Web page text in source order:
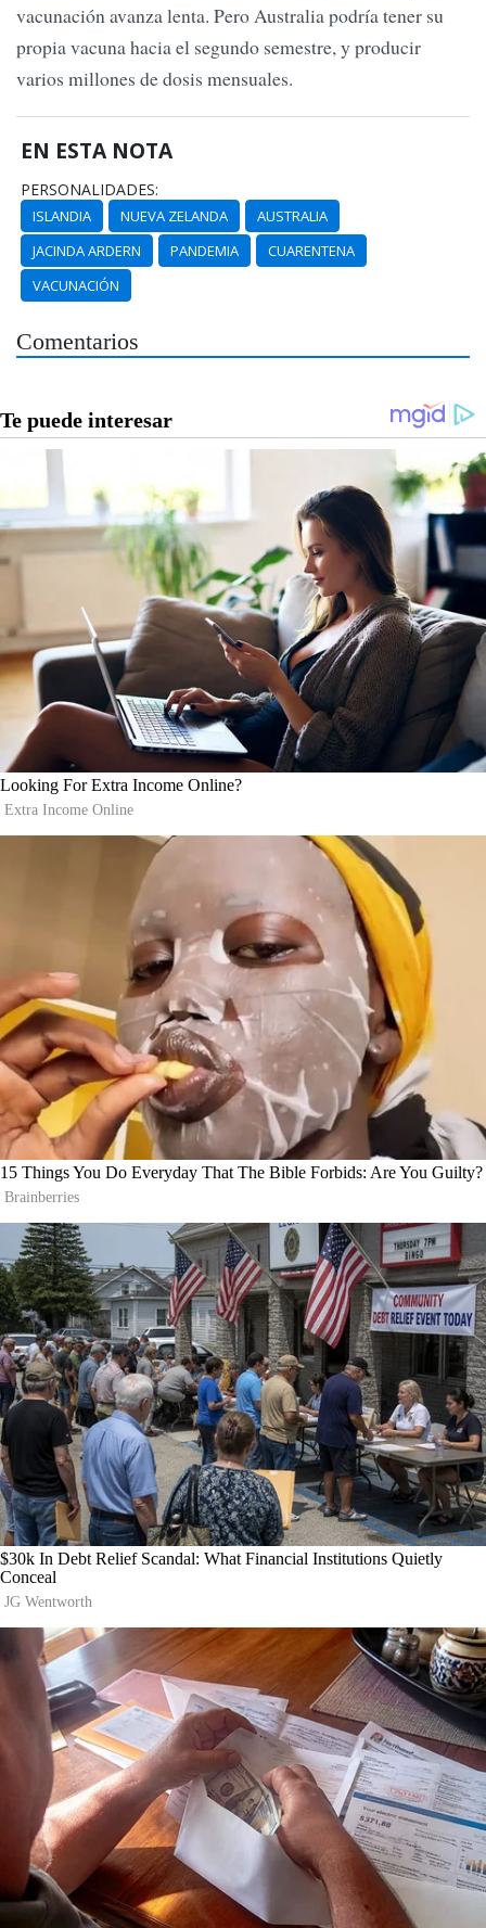
vacunación avanza lenta. Pero Australia podría tener su
propia vacuna hacia el segundo semestre, y producir
varios millones de dosis mensuales.
EN ESTA NOTA
PERSONALIDADES:
ISLANDIA NUEVA ZELANDA
AUSTRALIA
JACINDA ARDERN
PANDEMIA
CUARENTENA
VACUNACIÓN
Comentarios